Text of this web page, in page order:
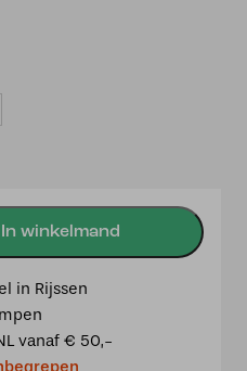
in Rijssen
vanaf € 50,-